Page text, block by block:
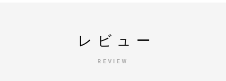
レビュー
REVIEW